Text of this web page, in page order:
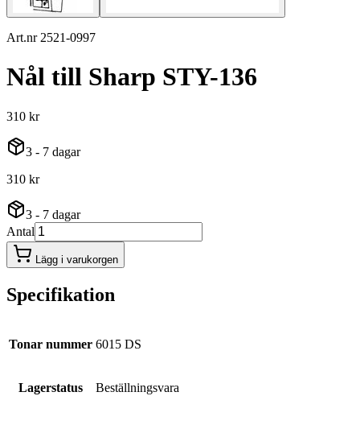
Art.nr 2521-0997
Nål till Sharp STY-136
310 kr
3 - 7 dagar
310 kr
3 - 7 dagar
Antal
Lägg i varukorgen
Specifikation
Tonar nummer 6015 DS
Lagerstatus Beställningsvara